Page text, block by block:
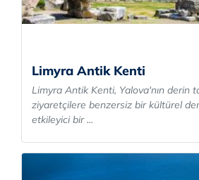
Limyra Antik Kenti
Limyra Antik Kenti, Yalova'nın derin
ziyaretçilere benzersiz bir kültürel
etkileyici bir ...